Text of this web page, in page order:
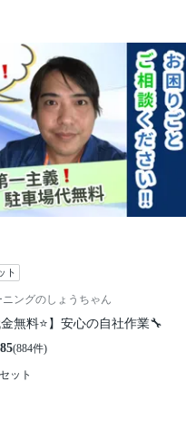
ト
ングのしょうちゃん
金無料⭐️】安心の自社作業🔧
(884件)
ット